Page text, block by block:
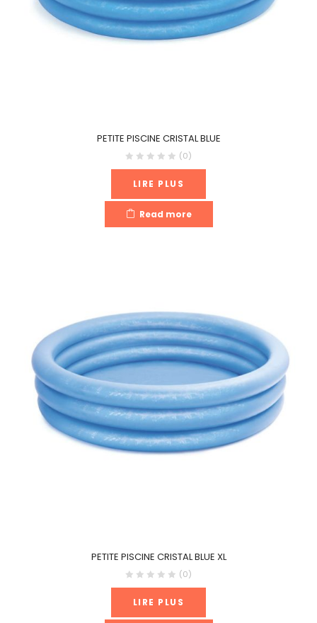
PETITE PISCINE CRISTAL BLUE
(0)
LIRE PLUS
Read more
PETITE PISCINE CRISTAL BLUE XL
(0)
LIRE PLUS